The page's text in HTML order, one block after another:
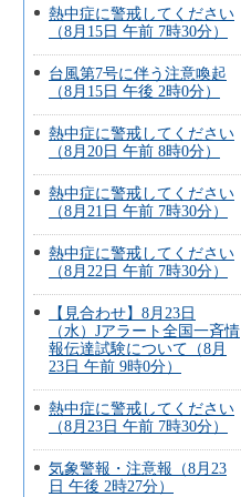
熱中症に警戒してください
（8月15日 午前 7時30分）
台風第7号に伴う注意喚起
（8月15日 午後 2時0分）
熱中症に警戒してください
（8月20日 午前 8時0分）
熱中症に警戒してください
（8月21日 午前 7時30分）
熱中症に警戒してください
（8月22日 午前 7時30分）
【見合わせ】8月23日
（水）Jアラート全国一斉情
報伝達試験について（8月
23日 午前 9時0分）
熱中症に警戒してください
（8月23日 午前 7時30分）
気象警報・注意報（8月23
日 午後 2時27分）